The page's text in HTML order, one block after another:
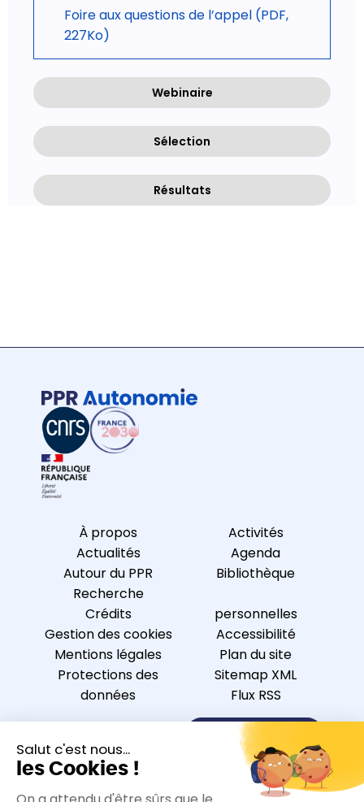
Webinaire
Sélection
Résultats
Foire aux questions de l’appel (PDF,
227Ko)
À propos
Actualités
Autour du PPR
Recherche
Activités
Agenda
Bibliothèque
Crédits
Gestion des cookies
Mentions légales
Protections des
données
personnelles
Accessibilité
Plan du site
Sitemap XML
Flux RSS
Nous contacter
S’inscrire à la newsletter